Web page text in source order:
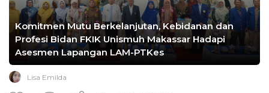
Komitmen Mutu Berkelanjutan, Kebidanan dan
Profesi Bidan FKIK Unismuh Makassar Hadapi
Asesmen Lapangan LAM-PTKes
Lisa Emilda